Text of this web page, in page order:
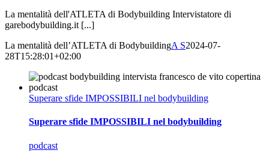
La mentalità dell'ATLETA di Bodybuilding Intervistatore di
garebodybuilding.it [...]
La mentalità dell’ATLETA di BodybuildingA S2024-07-
28T15:28:01+02:00
Superare sfide IMPOSSIBILI nel bodybuilding
Superare sfide IMPOSSIBILI nel bodybuilding
podcast